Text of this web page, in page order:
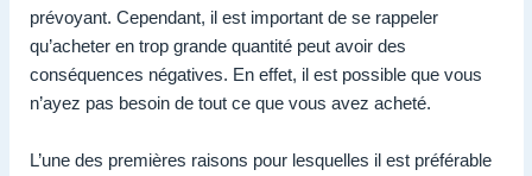
prévoyant. Cependant, il est important de se rappeler
qu’acheter en trop grande quantité peut avoir des
conséquences négatives. En effet, il est possible que vous
n’ayez pas besoin de tout ce que vous avez acheté.
L’une des premières raisons pour lesquelles il est préférable